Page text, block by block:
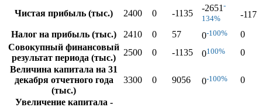
Чистая прибыль (тыс.) 2400 0 -1135
-2651-
134%
-1175
Налог на прибыль (тыс.) 2410 0 57 0-100%
0
Совокупный финансовый
результат периода (тыс.)
2500 0 -1135 0100%
0
Величина капитала на 31
декабря отчетного года
(тыс.)
3300 0 9056 0-100% 0
Увеличение капитала -